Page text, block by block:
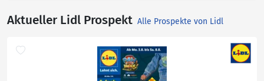
Aktueller Lidl Prospekt Alle Prospekte von Lidl